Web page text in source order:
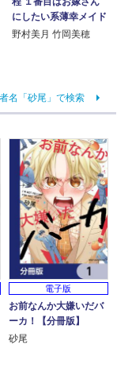
にしたい系薄幸メイド
野村美月 竹岡美穂
名「砂尾」で検索
電子版
お前なんか大嫌いだバ
ーカ！【分冊版】
砂尾